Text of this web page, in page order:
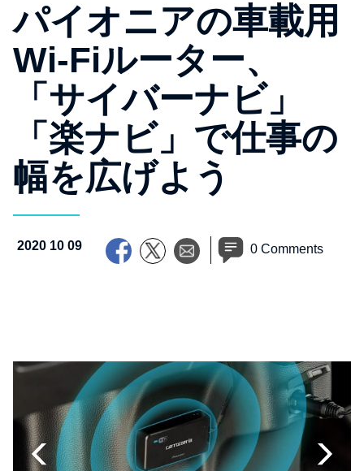
パイオニアの車載用
Wi-Fiルーター、
「サイバーナビ」
「楽ナビ」で仕事の
幅を広げよう
2020 10 09 0 Comments